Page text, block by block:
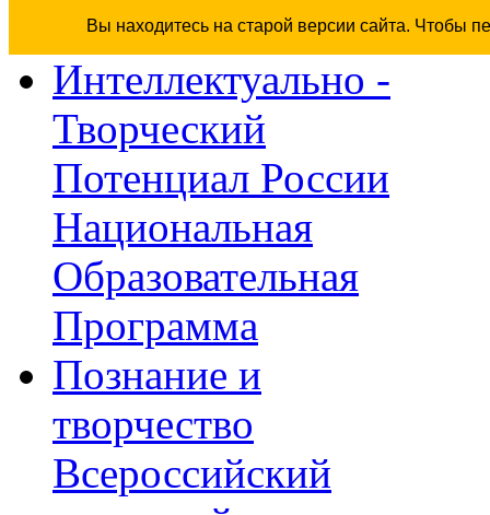
Вы находитесь на старой версии сайта. Чтобы
Интеллектуально -
Творческий
Потенциал России
Национальная
Образовательная
Программа
Познание и
творчество
Всероссийский